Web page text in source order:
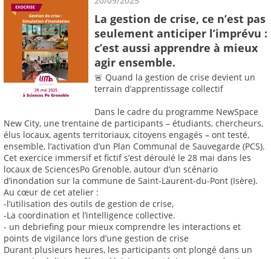
La gestion de crise, ce n’est pas
seulement anticiper l’imprévu :
c’est aussi apprendre à mieux
agir ensemble.
🚨 Quand la gestion de crise devient un
terrain d’apprentissage collectif
Dans le cadre du programme NewSpace
New City, une trentaine de participants – étudiants, chercheurs,
élus locaux, agents territoriaux, citoyens engagés – ont testé,
ensemble, l’activation d’un Plan Communal de Sauvegarde (PCS).
Cet exercice immersif et fictif s’est déroulé le 28 mai dans les
locaux de SciencesPo Grenoble, autour d’un scénario
d’inondation sur la commune de Saint-Laurent-du-Pont (Isère).
Au cœur de cet atelier :
-l’utilisation des outils de gestion de crise,
-La coordination et l’intelligence collective.
- un debriefing pour mieux comprendre les interactions et
points de vigilance lors d’une gestion de crise
Durant plusieurs heures, les participants ont plongé dans un